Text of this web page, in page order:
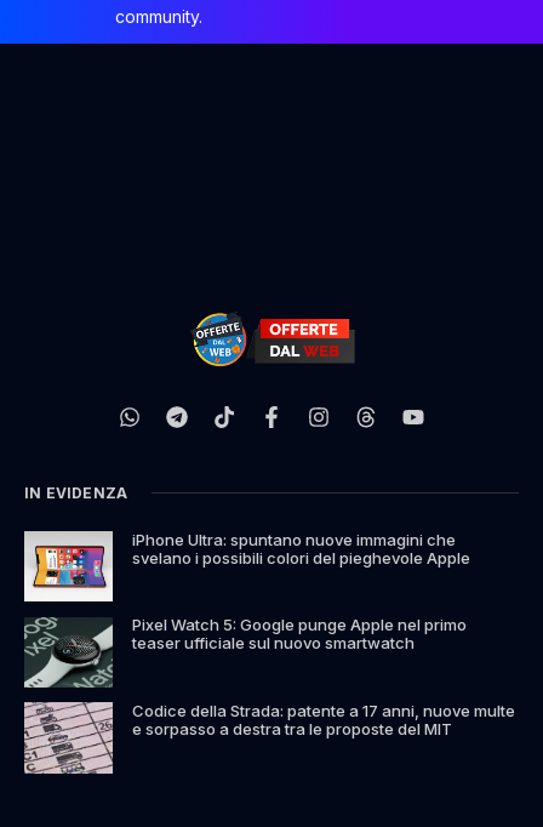
community.
IN EVIDENZA
iPhone Ultra: spuntano nuove immagini che
svelano i possibili colori del pieghevole Apple
Pixel Watch 5: Google punge Apple nel primo
teaser ufficiale sul nuovo smartwatch
Codice della Strada: patente a 17 anni, nuove multe
e sorpasso a destra tra le proposte del MIT